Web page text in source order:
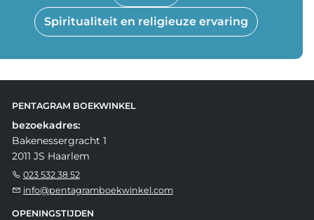
Spiritualiteit en religieuze ervaring
PENTAGRAM BOEKWINKEL
bezoekadres:
Bakenessergracht 1
2011 JS Haarlem
023 532 38 52
info@pentagramboekwinkel.com
OPENINGSTIJDEN